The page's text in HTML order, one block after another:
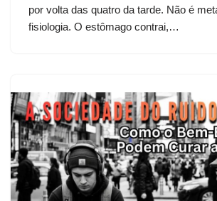
por volta das quatro da tarde. Não é
fisiologia. O estômago contrai,…